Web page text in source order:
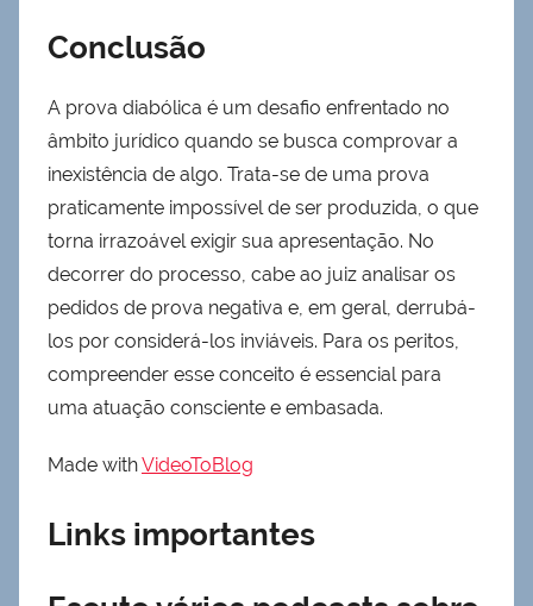
Conclusão
A prova diabólica é um desafio enfrentado no
âmbito jurídico quando se busca comprovar a
inexistência de algo. Trata-se de uma prova
praticamente impossível de ser produzida, o que
torna irrazoável exigir sua apresentação. No
decorrer do processo, cabe ao juiz analisar os
pedidos de prova negativa e, em geral, derrubá-
los por considerá-los inviáveis. Para os peritos,
compreender esse conceito é essencial para
uma atuação consciente e embasada.
Made withVideoToBlog
Links importantes